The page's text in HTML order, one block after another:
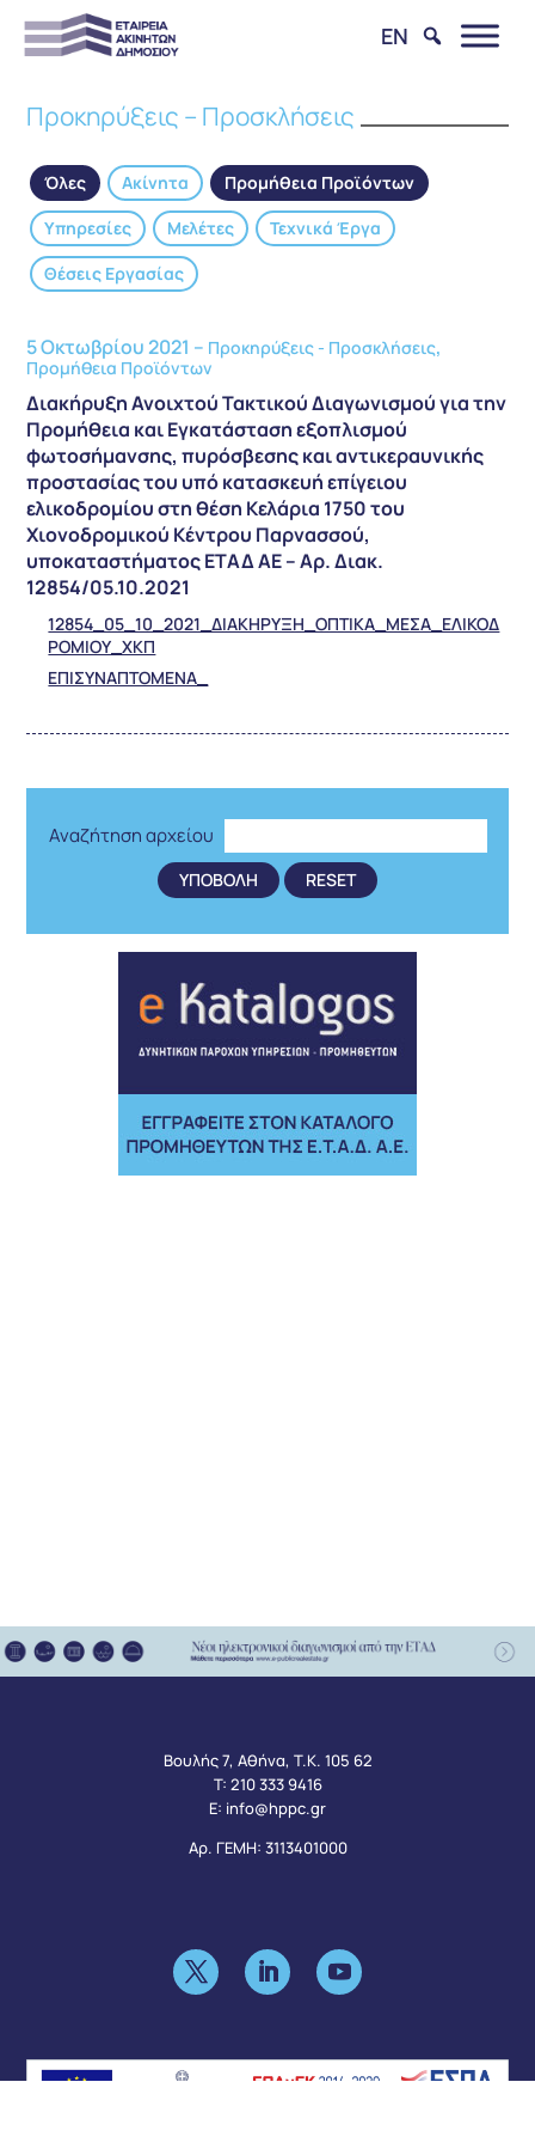
EN
Προκηρύξεις – Προσκλήσεις
Όλες Ακίνητα
Προμήθεια Προϊόντων
Υπηρεσίες
Μελέτες
Τεχνικά Έργα
Θέσεις Εργασίας
5 Οκτωβρίου 2021 – Προκηρύξεις - Προσκλήσεις,
Προμήθεια Προϊόντων
Διακήρυξη Ανοιχτού Τακτικού Διαγωνισμού για την
Προμήθεια και Εγκατάσταση εξοπλισμού
φωτοσήμανσης, πυρόσβεσης και αντικεραυνικής
προστασίας του υπό κατασκευή επίγειου
ελικοδρομίου στη θέση Κελάρια 1750 του
Χιονοδρομικού Κέντρου Παρνασσού,
υποκαταστήματος ΕΤΑΔ ΑΕ – Αρ. Διακ.
12854/05.10.2021
12854_05_10_2021_ΔΙΑΚΗΡΥΞΗ_ΟΠΤΙΚΑ_ΜΕΣΑ_ΕΛΙΚΟΔ
ΡΟΜΙΟΥ_ΧΚΠ
ΕΠΙΣΥΝΑΠΤΟΜΕΝΑ_
Αναζήτηση αρχείου
Βουλής 7, Αθήνα, Τ.Κ. 105 62
Τ: 210 333 9416
Ε: info@hppc.gr
Αρ. ΓΕΜΗ: 3113401000